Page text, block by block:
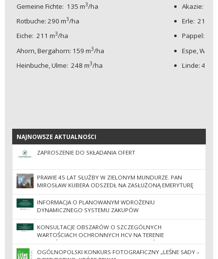
Gemeine Fichte: 135 m3/ha
Rotbuche: 290 m3/ha
Eiche: 211 m3/ha
Ahorn, Bergahorn: 159 m3/ha
Heinbuche, Ulme: 248 m3/ha
Akazie: 188
Erle: 210 m
Pappel:
Espe,
Linde: 414
NAJNOWSZE AKTUALNOŚCI
NAJNOWSZE AKTUALNOŚCI
ZAPROSZENIE DO SKŁADANIA OFERT
PRAWIE 45 LAT SŁUŻBY W ZIELONYM MUNDURZE. PAN
MIROSŁAW KUBERA ODSZEDŁ NA ZASŁUŻONĄ EMERYTURĘ
INFORMACJA O PLANOWANYM WDROŻENIU
DYNAMICZNEGO SYSTEMU ZAKUPÓW
KONSULTACJE OBSZARÓW O SZCZEGÓLNYCH
WARTOŚCIACH OCHRONNYCH HCV NA TERENIE
NADLEŚNICTW REGIONALNEJ DYREKCJI LASÓW
PAŃSTWOWYCH W ZIELONEJ GÓRZE
OGÓLNOPOLSKI KONKURS FOTOGRAFICZNY „LEŚNE SADY –